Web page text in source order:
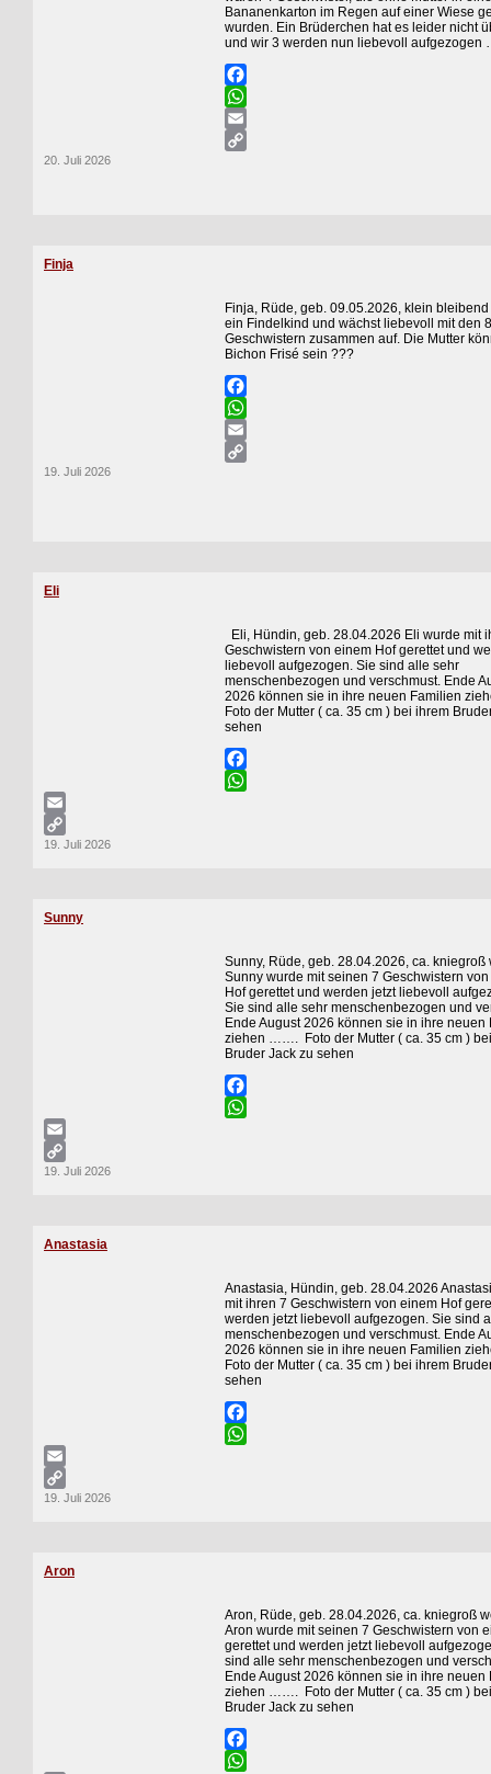
Bananenkarton im Regen auf einer Wiese
wurden. Ein Brüderchen hat es leider nicht
und wir 3 werden nun liebevoll aufgezogen
Facebook
WhatsApp
Email
Copy
20. Juli 2026
Finja
Finja, Rüde, geb. 09.05.2026, klein
ein Findelkind und wächst liebevoll mit den 8
Geschwistern zusammen auf. Die Mutter
Bichon Frisé sein ???
Facebook
WhatsApp
Email
Copy
19. Juli 2026
Eli
Eli, Hündin, geb. 28.04.2026 Eli wurde mit
Geschwistern von einem Hof gerettet und
liebevoll aufgezogen. Sie sind alle sehr
menschenbezogen und verschmust. Ende
2026 können sie in ihre neuen Familien
Foto der Mutter ( ca. 35 cm ) bei ihrem
sehen
Facebook
WhatsApp
Email
Copy
19. Juli 2026
Sunny
Sunny, Rüde, geb. 28.04.2026, ca. kniegroß
Sunny wurde mit seinen 7 Geschwistern
Hof gerettet und werden jetzt liebevoll
Sie sind alle sehr menschenbezogen und
Ende August 2026 können sie in ihre neuen
ziehen ……. Foto der Mutter ( ca. 35 cm )
Bruder Jack zu sehen
Facebook
WhatsApp
Email
Copy
19. Juli 2026
Anastasia
Anastasia, Hündin, geb. 28.04.2026
mit ihren 7 Geschwistern von einem Hof
werden jetzt liebevoll aufgezogen. Sie sind
menschenbezogen und verschmust. Ende
2026 können sie in ihre neuen Familien
Foto der Mutter ( ca. 35 cm ) bei ihrem
sehen
Facebook
WhatsApp
Email
Copy
19. Juli 2026
Aron
Aron, Rüde, geb. 28.04.2026, ca. kniegroß
Aron wurde mit seinen 7 Geschwistern von
gerettet und werden jetzt liebevoll
sind alle sehr menschenbezogen und
Ende August 2026 können sie in ihre neuen
ziehen ……. Foto der Mutter ( ca. 35 cm )
Bruder Jack zu sehen
Facebook